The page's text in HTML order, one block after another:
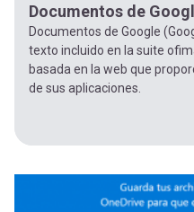
Documentos de
Documentos de Google
texto incluido en la suite
basada en la web que
de sus aplicaciones.